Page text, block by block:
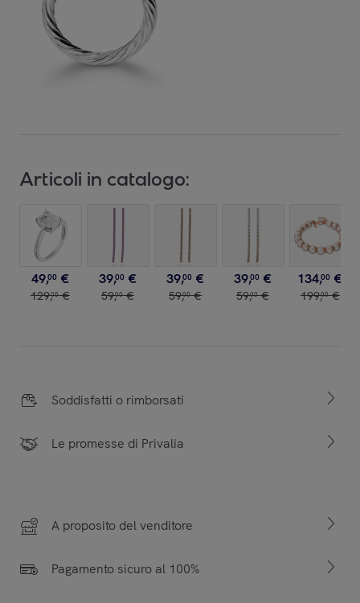
Articoli in catalogo:
49,00 €
129,00 €
39,00 €
59,00 €
39,00 €
59,00 €
39,00 €
59,00 €
134,00 €
199,00 €
Soddisfatti o rimborsati
Le promesse di Privalia
A proposito del venditore
Pagamento sicuro al 100%